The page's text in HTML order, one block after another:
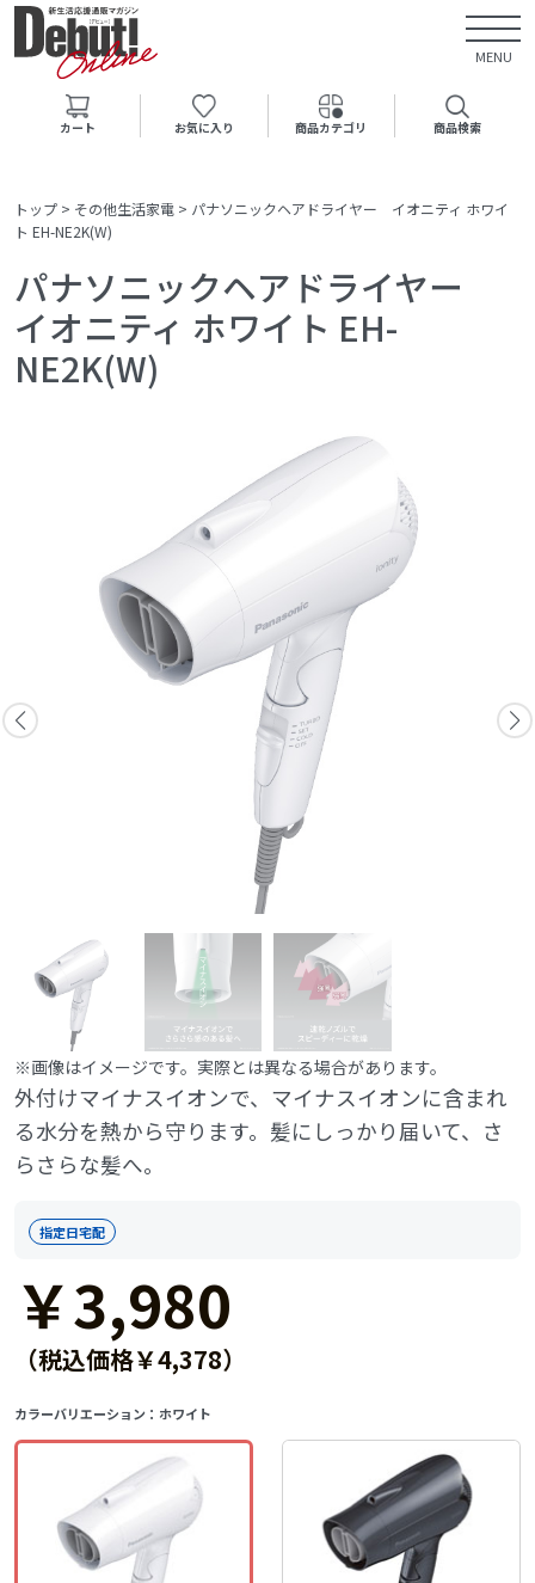
MENU
カート お気に入り 商品カテゴリ 商品検索
トップ > その他生活家電 > パナソニックヘアドライヤー イオニティ ホワイ
ト EH-NE2K(W)
パナソニックヘアドライヤー
イオニティ ホワイト EH-
NE2K(W)
※画像はイメージです。実際とは異なる場合があります。
外付けマイナスイオンで、マイナスイオンに含まれ
る水分を熱から守ります。髪にしっかり届いて、さ
らさらな髪へ。
指定日宅配
￥3,980
（税込価格￥4,378）
カラーバリエーション： ホワイト